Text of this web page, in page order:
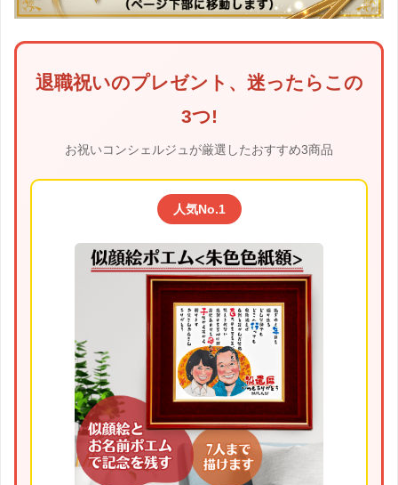
退職祝いのプレゼント、迷ったらこの
3つ!
お祝いコンシェルジュが厳選したおすすめ3商品
人気No.1